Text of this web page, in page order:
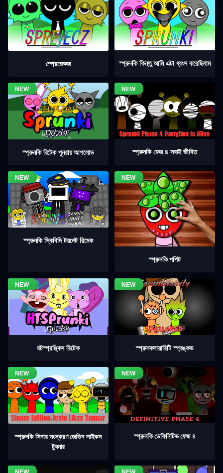
স্প্রেজেকজ স্প্রুনকি কিন্তু আমি এটা ধ্বংস করেছিলাম
স্প্রুনকি রিটেক পুনরায় আপলোড স্প্রুনকি ফেজ ৪ সবাই জীবিত
স্প্রুনকি স্কিবিদি টয়লেট রিমেক
স্প্রুনকি পপিট
হটস্প্রঙ্কিস রিটেক স্প্রুনকলায়ারিটি স্প্রঙ্কড
স্প্রুনকি সিনার সংস্করণ জেভিন লাইকস
ট্যুনার
স্প্রুনকি ডেফিনিটিভ ফেজ ৪